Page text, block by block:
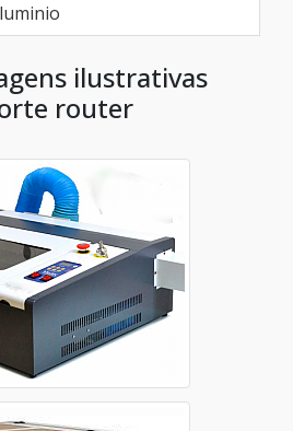
ilustrativas
router